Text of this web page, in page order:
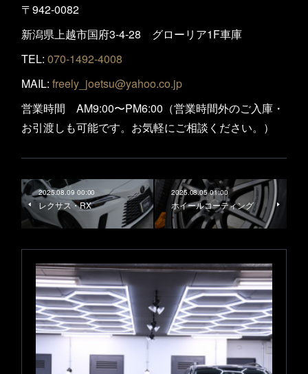
〒942-0082
新潟県上越市国府3-4-28 グローリア1F車庫
TEL: 070-1492-4008
MAIL: freely_joetsu@yahoo.co.jp
営業時間 AM9:00〜PM6:00（営業時間外のご入庫・
お引渡しも可能です。お気軽にご相談ください。）
2025.08.09 00:00
レクサス・RX
2025.08.05 01:00
ホイールコーティング